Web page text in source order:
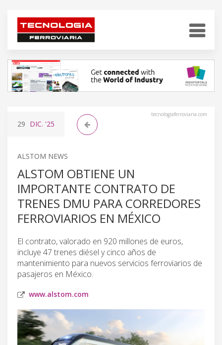
tecnologiaferroviaria.com
29 DIC. '25
ALSTOM NEWS
ALSTOM OBTIENE UN
IMPORTANTE CONTRATO DE
TRENES DMU PARA CORREDORES
FERROVIARIOS EN MÉXICO
El contrato, valorado en 920 millones de euros,
incluye 47 trenes diésel y cinco años de
mantenimiento para nuevos servicios ferroviarios de
pasajeros en México.
www.alstom.com